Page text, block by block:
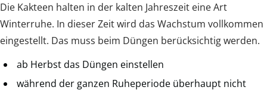
Die Kakteen halten in der kalten Jahreszeit eine Art
Winterruhe. In dieser Zeit wird das Wachstum vollkommen
eingestellt. Das muss beim Düngen berücksichtig werden.
ab Herbst das Düngen einstellen
während der ganzen Ruheperiode überhaupt nicht